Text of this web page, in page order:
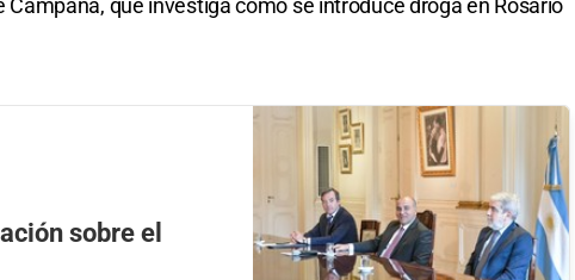
Campana, que investiga cómo se introduce droga en Rosario
sobre el